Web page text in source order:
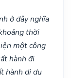
ở đây nghĩa
thời
một công
hành đi
hành di du